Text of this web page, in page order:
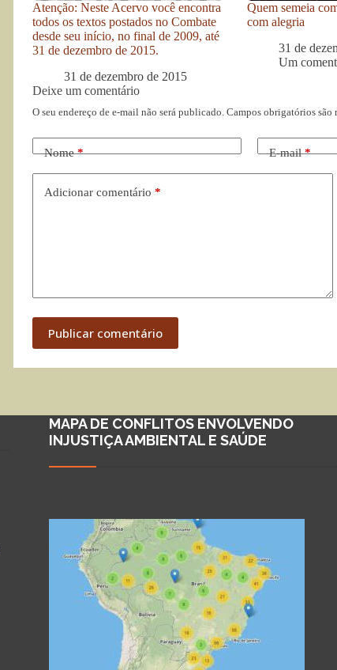
Atenção: Neste Acervo você encontra
todos os textos postados no Combate
desde seu início, no final de 2009, até
31 de dezembro de 2015.
31 de dezembro de 2015
Quem semeia
com alegria
31 de
Um
Deixe um comentário
O seu endereço de e-mail não será publicado. Campos obrigatórios são
Nome* E-mail*
Adicionar comentário *
Publicar comentário
MAPA DE CONFLITOS ENVOLVENDO
INJUSTIÇA AMBIENTAL E SAÚDE